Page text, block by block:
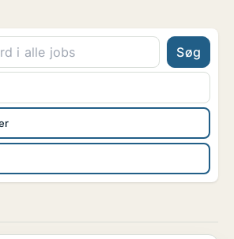
Søg